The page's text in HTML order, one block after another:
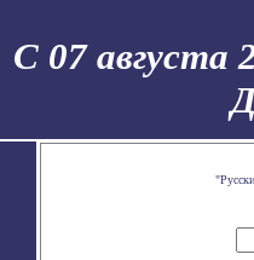
С 07 августа